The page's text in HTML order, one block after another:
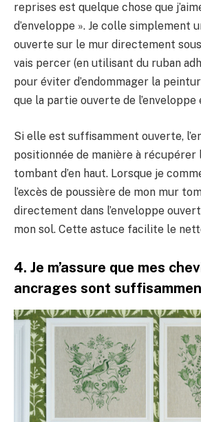
reprises est quelque chose que
d’enveloppe ». Je colle simplement
ouverte sur le mur directement
vais percer (en utilisant du ruban
pour éviter d’endommager la
que la partie ouverte de l’enveloppe
Si elle est suffisamment ouverte,
positionnée de manière à récupérer
tombant d’en haut. Lorsque je
l’excès de poussière de mon mur
directement dans l’enveloppe
mon sol. Cette astuce facilite le
4. Je m’assure que mes
ancrages sont